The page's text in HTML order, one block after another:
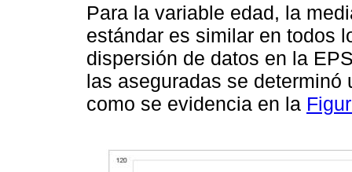
Para la variable edad, la
estándar es similar en todos
dispersión de datos en la
las aseguradas se
como se evidencia en la